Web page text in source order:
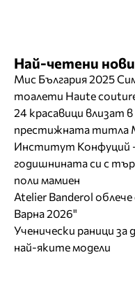
Най-четени
Мис България 2025
тоалети Haute
24 красавици влизат
престижната титла
Институт Конфуций
годишнината си с
поли мамиен
Atelier Banderol
Варна 2026"
Ученически раници за
най-яките модели